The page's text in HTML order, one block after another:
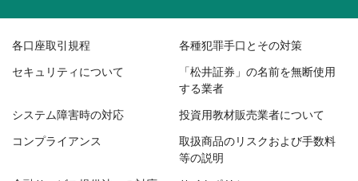
各口座取引規程 各種犯罪手口とその対策
セキュリティについて
「松井証券」の名前を無断使用
する業者
システム障害時の対応 投資用教材販売業者について
コンプライアンス
取扱商品のリスクおよび手数料
等の説明